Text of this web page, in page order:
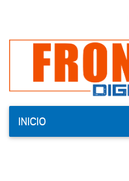
INICIO